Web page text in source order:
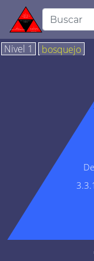
Nivel 1 bosquejo